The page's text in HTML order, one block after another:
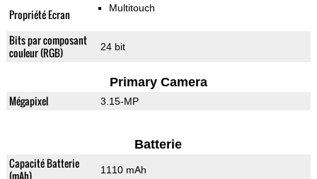
Propriété Ecran Multitouch
Bits par composant
couleur (RGB)
24 bit
Primary Camera
Mégapixel 3.15-MP
Batterie
Capacité Batterie
(mAh)
1110 mAh